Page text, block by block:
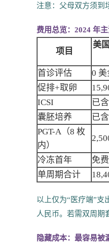
注意：父母双方须到
费用总览：2024 年
项目
美
首诊评估
0 美
促排+取卵
ICSI
已含
囊胚培养
已含
PGT-A（8 枚
内）
冷冻首年 免费
单周期合计
以上仅为“医疗端”支
人民币。若需双周期
隐藏成本：最容易被